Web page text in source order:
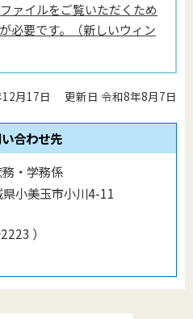
ァイルをご覧いただくため
必要です。（新しいウィン
月17日 更新日 令和8年8月7日
合わせ先
・学務係
小美玉市小川4-11
）